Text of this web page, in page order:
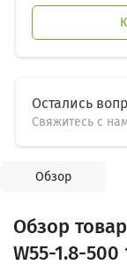
Остались
Свяжитесь с
Обзор
Обзор
W55-1.8-500